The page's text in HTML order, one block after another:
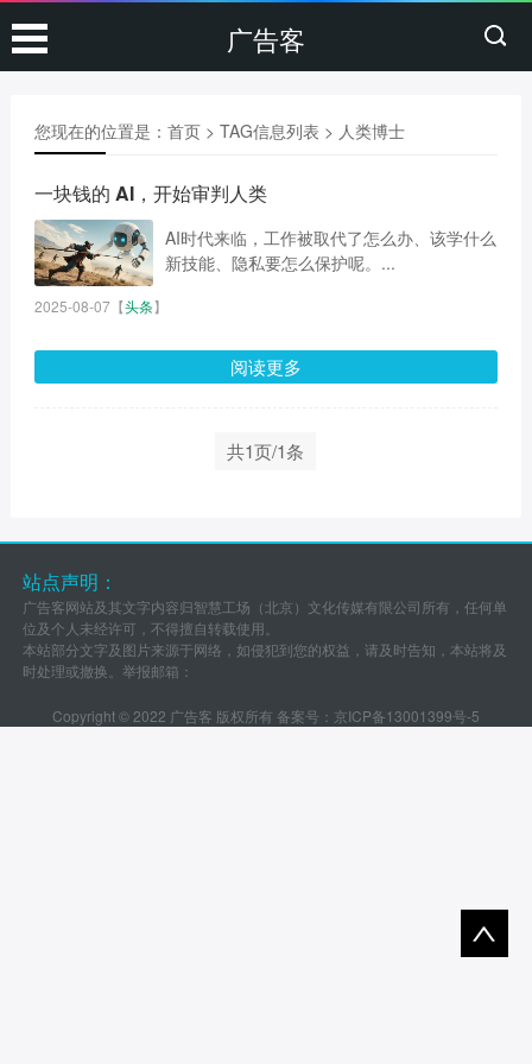
广告客
您现在的位置是： 首页> TAG信息列表 > 人类博士
一块钱的 AI，开始审判人类
AI时代来临，工作被取代了怎么办、该学什么
新技能、隐私要怎么保护呢。...
2025-08-07【头条】
阅读更多
共1页/1条
站点声明：
广告客网站及其文字内容归智慧工场（北京）文化传媒有限公司所有，任何单
位及个人未经许可，不得擅自转载使用。
本站部分文字及图片来源于网络，如侵犯到您的权益，请及时告知，本站将及
时处理或撤换。举报邮箱：
Copyright © 2022 广告客 版权所有 备案号： 京ICP备13001399号-5